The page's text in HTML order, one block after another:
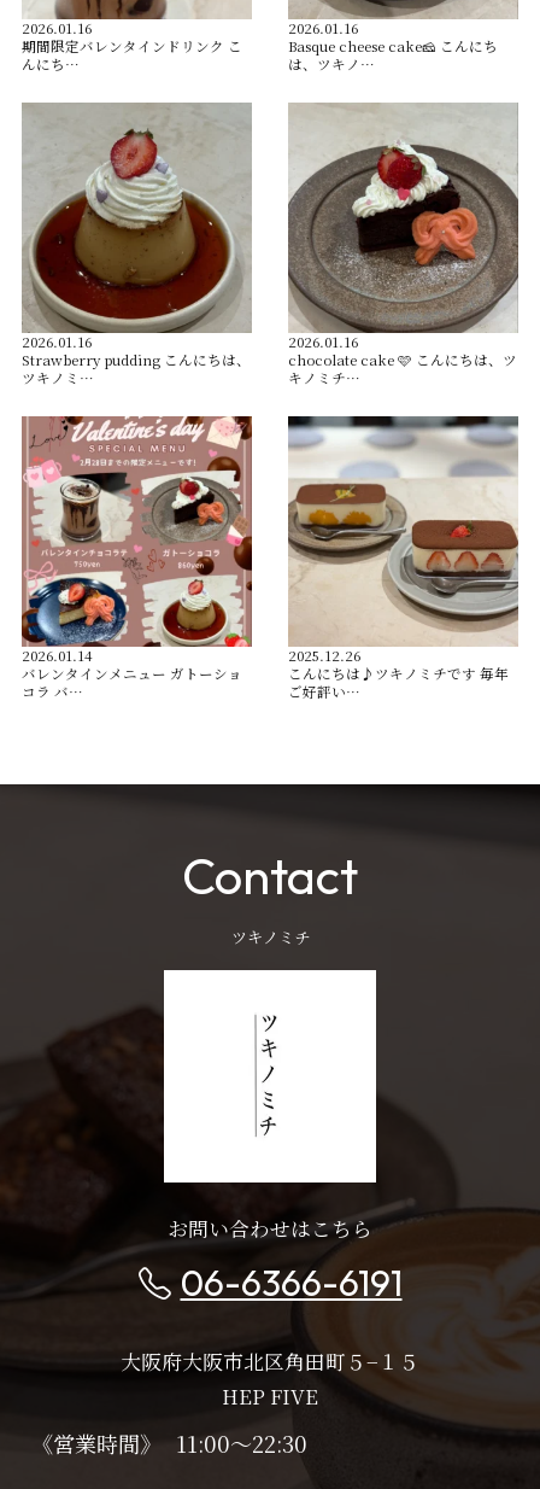
2026.01.16
️期間限定バレンタインドリンク️ こ
んにち…
2026.01.16
Basque cheese cake🧀 こんにち
は、ツキノ…
2026.01.16
Strawberry pudding こんにちは、
ツキノミ…
2026.01.16
chocolate cake 🩷 こんにちは、ツ
キノミチ…
2026.01.14
バレンタインメニュー ガトーショ
コラ バ…
2025.12.26
こんにちは♪ツキノミチです️ 毎年
ご好評い…
Contact
ツキノミチ
お問い合わせはこちら
06-6366-6191
大阪府大阪市北区角田町５−１５
HEP FIVE
《営業時間》
11:00～22:30